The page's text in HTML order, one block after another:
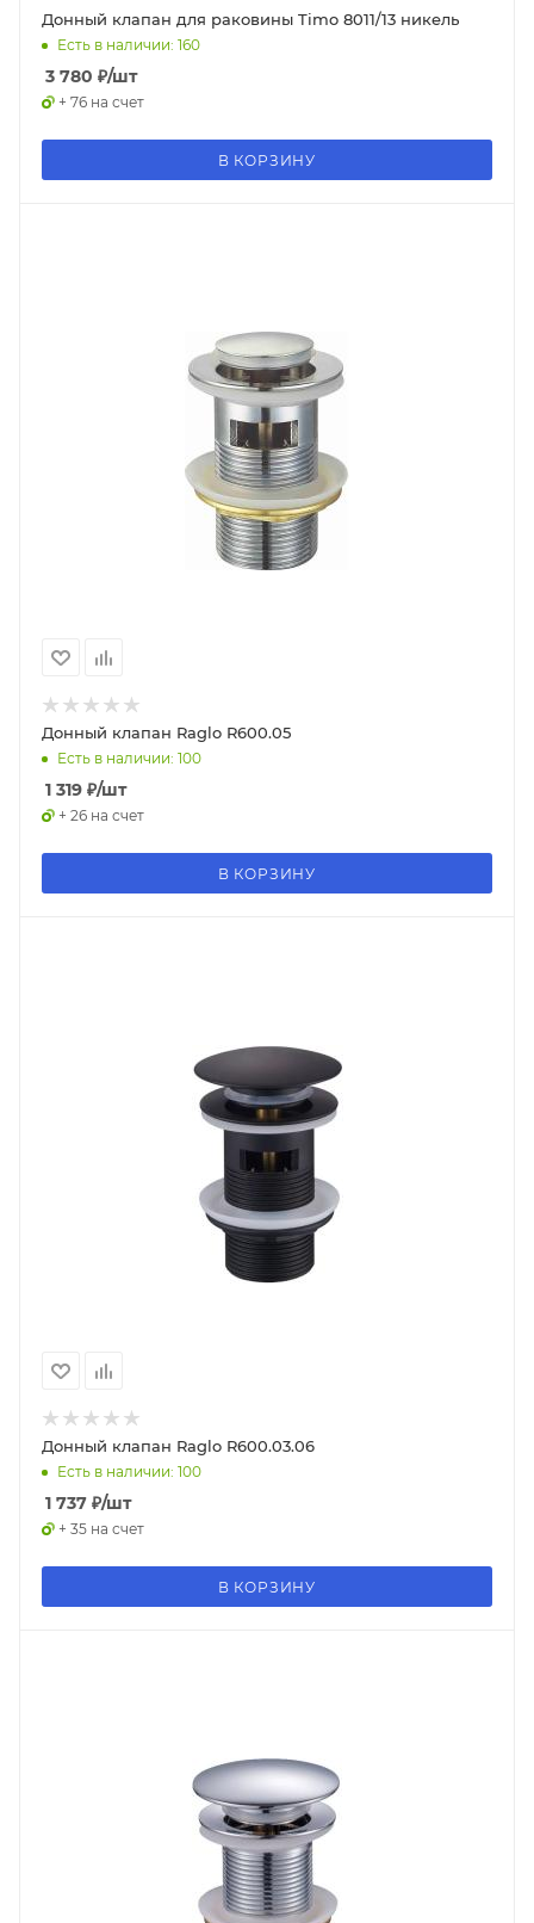
Донный клапан для раковины Timo 8011/13 никель
Есть в наличии: 160
3 780 ₽/шт
+ 76 на счет
В КОРЗИНУ
Донный клапан Raglo R600.05
Есть в наличии: 100
1 319 ₽/шт
+ 26 на счет
В КОРЗИНУ
Донный клапан Raglo R600.03.06
Есть в наличии: 100
1 737 ₽/шт
+ 35 на счет
В КОРЗИНУ